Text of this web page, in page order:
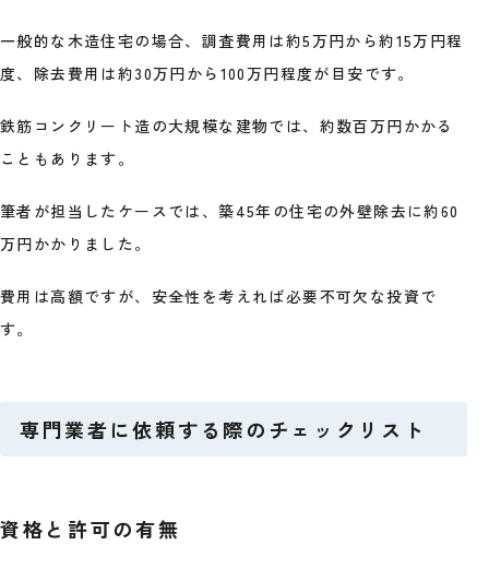
一般的な木造住宅の場合、調査費用は約5万円から約15万円程
度、除去費用は約30万円から100万円程度が目安です。
鉄筋コンクリート造の大規模な建物では、約数百万円かかる
こともあります。
筆者が担当したケースでは、築45年の住宅の外壁除去に約60
万円かかりました。
費用は高額ですが、安全性を考えれば必要不可欠な投資で
す。
専門業者に依頼する際のチェックリスト
資格と許可の有無